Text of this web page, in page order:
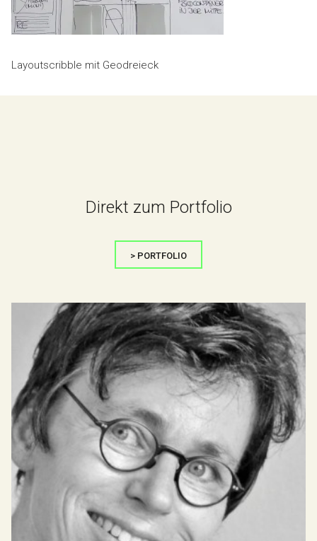
Layoutscribble mit Geodreieck
Direkt zum Portfolio
> PORTFOLIO